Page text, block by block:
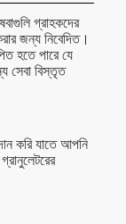
গ্রাহকদের
জন্য নিবেদিত।
হতে পারে যে
সেবা বিস্তৃত
করি যাতে আপনি